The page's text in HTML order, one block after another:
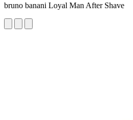
bruno banani Loyal Man After Shave